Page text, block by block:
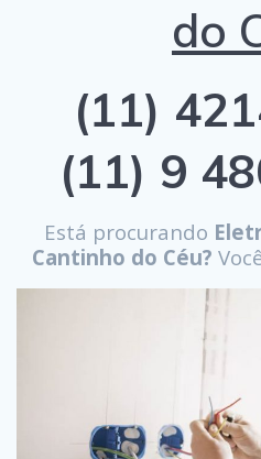
do
(11)
(11) 9
Está procurando
Cantinho do Céu?